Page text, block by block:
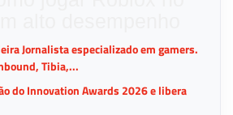
Jornalista especializado em gamers.
Tibia,...